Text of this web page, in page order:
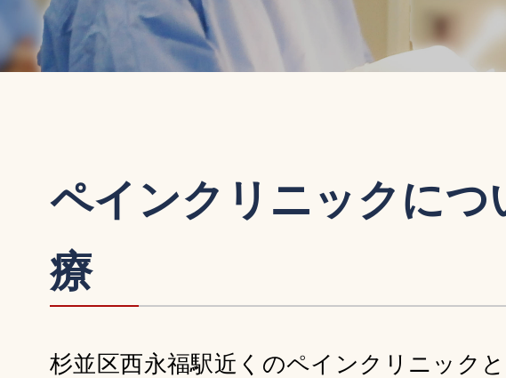
ペインクリニックに
療
杉並区西永福駅近くのペインクリニック